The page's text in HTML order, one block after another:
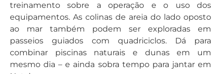
treinamento sobre a operação e o uso dos
equipamentos. As colinas de areia do lado oposto
ao mar também podem ser exploradas em
passeios guiados com quadriciclos. Dá para
combinar piscinas naturais e dunas em um
mesmo dia – e ainda sobra tempo para jantar em